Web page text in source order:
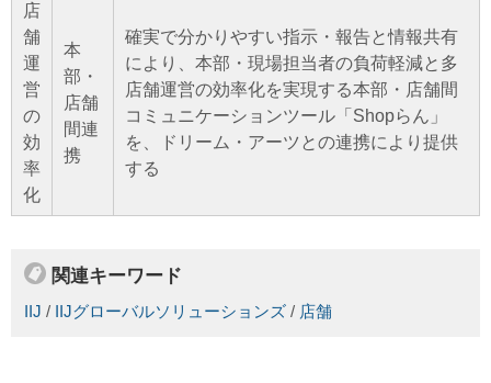
店
舗
運
営
の
効
率
化
本
部・
店舗
間連
携
確実で分かりやすい指示・報告と情報共有
により、本部・現場担当者の負荷軽減と多
店舗運営の効率化を実現する本部・店舗間
コミュニケーションツール「Shopらん」
を、ドリーム・アーツとの連携により提供
する
関連キーワード
IIJ / IIJグローバルソリューションズ / 店舗